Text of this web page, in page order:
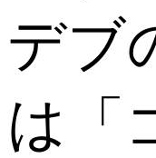
デブ
は「